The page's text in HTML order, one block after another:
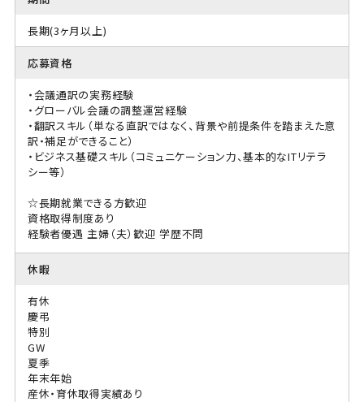
長期(3ヶ月以上)
応募資格
・会議通訳の実務経験
・グローバル会議の調整運営経験
・翻訳スキル（単なる直訳ではなく、背景や前提条件を踏まえた意
訳・補足ができること）
・ビジネス基礎スキル（コミュニケーション力、基本的なITリテラ
シー等）
☆長期就業できる方歓迎
資格取得制度あり
経験者優遇 主婦（夫）歓迎 学歴不問
休暇
有休
慶弔
特別
GW
夏季
年末年始
産休・育休取得実績あり